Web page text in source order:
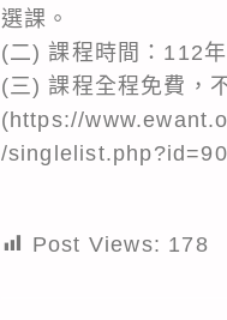
選課。
(二) 課程時間：112
(三) 課程全程免費，
(https://
/
Post Views: 178